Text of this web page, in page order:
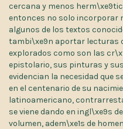
cercana y menos
entonces no solo incorporar
algunos de los textos
tambi\xe9n aportar lecturas
explorados como son las
epistolario, sus pinturas y
evidencian la necesidad que
en el centenario de su
latinoamericano,
se viene dando en ingl\xe9s
volumen, adem\xe1s de